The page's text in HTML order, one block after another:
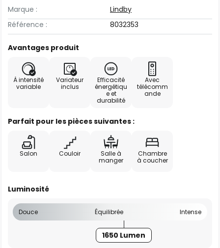
Marque :
Lindby
Référence :
8032353
Avantages produit
À intensité
variable
Variateur
inclus
Efficacité
énergétiqu
e et
durabilité
Avec
télécomm
ande
Parfait pour les pièces suivantes :
Salon Couloir
Salle à
manger
Chambre
à coucher
Luminosité
Douce Équilibrée Intense
1650 Lumen